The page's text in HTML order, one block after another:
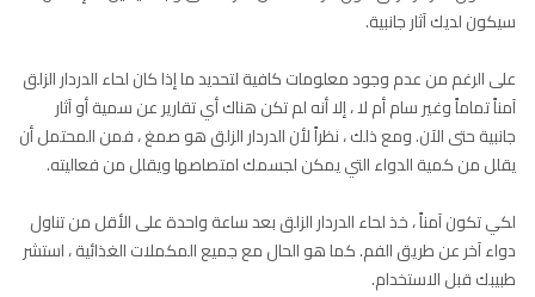
سيكون لديك آثار جانبية.
على الرغم من عدم وجود معلومات كافية لتحديد ما إذا كان لحاء الدردار الزلق
آمناً تماماً وغير سام أم لا ، إلا أنه لم تكن هناك أي تقارير عن سمية أو آثار
جانبية حتى الآن. ومع ذلك ، نظراً لأن الدردار الزلق هو صمغ ، فمن المحتمل أن
يقلل من كمية الدواء التي يمكن لجسمك امتصاصها ويقلل من فعاليته.
لكي تكون آمناً ، خذ لحاء الدردار الزلق بعد ساعة واحدة على الأقل من تناول
دواء آخر عن طريق الفم. كما هو الحال مع جميع المكملات الغذائية ، استشر
طبيبك قبل الاستخدام.